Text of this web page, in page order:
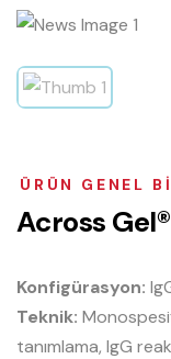
ÜRÜN GENEL
Across Gel®
Konfigürasyon:
Teknik:
tanımlama, IgG